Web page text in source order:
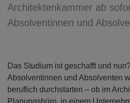
Architektenkammer ab
Absolventinnen und
Das Studium ist geschafft und
Absolventinnen und Absolventen
beruflich durchstarten – ob im
Planungsbüro, in einem